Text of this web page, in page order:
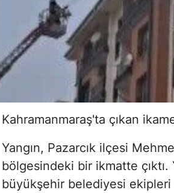
Kahramanmaraş'ta çıkan
Yangın, Pazarcık ilçesi
bölgesindeki bir ikmatte
büyükşehir belediyesi